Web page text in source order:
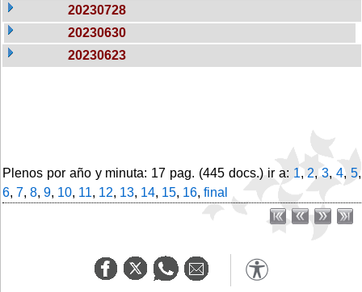
20230728
20230630
20230623
Plenos por año y minuta: 17 pag. (445 docs.) ir a: 1,2,3,4,5,
6, 7, 8, 9, 10, 11, 12, 13, 14, 15, 16, final